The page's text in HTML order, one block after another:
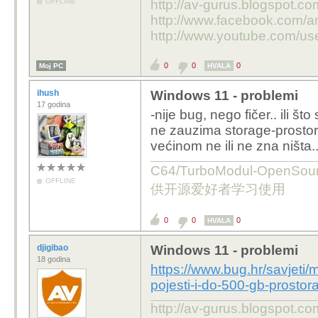
http://av-
http://www.facebook.com/
http://www.youtube.com/
Moj PC 0 0 HVALA 0
ihush
17 godina
OFFLINE
Windows 11 - problemi
-nije bug, nego fičer.. ili
ne zauzima storage-
većinom ne ili ne zna
C64/TurboModul-
供开源爱好者学习使用
0 0 HVALA 0
djigibao
18 godina
Windows 11 - problemi
https://www.bug.hr/savjeti/
pojesti-i-do-500-gb-
http://av-